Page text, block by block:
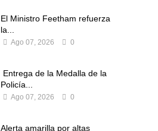
El Ministro Feetham refuerza
la...
Ago 07, 2026 0
Entrega de la Medalla de la
Policía...
Ago 07, 2026 0
Alerta amarilla por altas